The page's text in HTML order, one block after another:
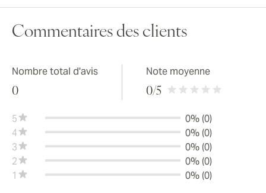
Commentaires des clients
Nombre total d'avis
0
Note moyenne
0/5
5
0% (0)
4
0% (0)
3
0% (0)
2
0% (0)
1
0% (0)